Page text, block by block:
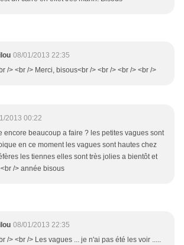
08/01/2013 22:35
/> <br /> Merci, bisous<br /> <br /> <br /> <br />
2013 00:22
encore beaucoup a faire ? les petites vagues sont
en ce moment les vagues sont hautes chez
les tiennes elles sont très jolies a bientôt et
/> année bisous
08/01/2013 22:35
/> <br /> Les vagues ... je n'ai pas été les voir .....